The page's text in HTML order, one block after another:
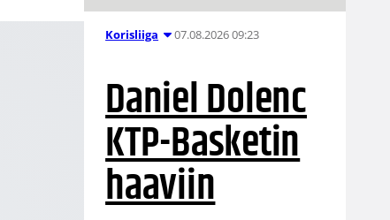
Korisliiga 07.08.2026 09:23
Daniel Dolenc
KTP-Basketin
haaviin